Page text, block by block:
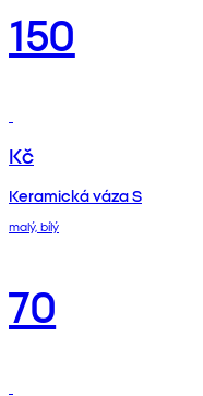
150
Kč
Keramická váza S
malý, bílý
70